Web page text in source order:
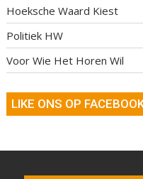
Hoeksche Waard Kiest
Politiek HW
Voor Wie Het Horen Wil
LIKE ONS OP